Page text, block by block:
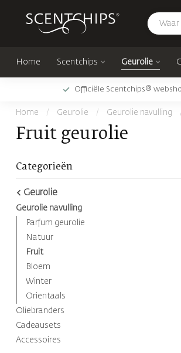
Home Scentchips Geurolie
Officiële Scentchips®
Home / Geurolie / Geurolie navulling
Fruit geurolie
Categorieën
Geurolie
Geurolie navulling
Parfum geurolie
Natuur
Fruit
Bloem
Winter
Orientaals
Oliebranders
Cadeausets
Accessoires